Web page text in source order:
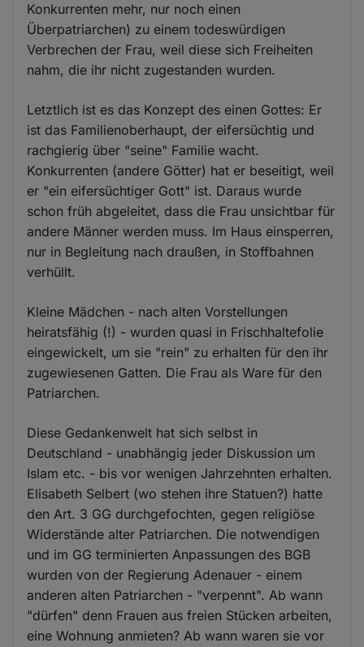
Konkurrenten mehr, nur noch einen
Überpatriarchen) zu einem todeswürdigen
Verbrechen der Frau, weil diese sich Freiheiten
nahm, die ihr nicht zugestanden wurden.
Letztlich ist es das Konzept des einen Gottes: Er
ist das Familienoberhaupt, der eifersüchtig und
rachgierig über "seine" Familie wacht.
Konkurrenten (andere Götter) hat er beseitigt, weil
er "ein eifersüchtiger Gott" ist. Daraus wurde
schon früh abgeleitet, dass die Frau unsichtbar für
andere Männer werden muss. Im Haus einsperren,
nur in Begleitung nach draußen, in Stoffbahnen
verhüllt.
Kleine Mädchen - nach alten Vorstellungen
heiratsfähig (!) - wurden quasi in Frischhaltefolie
eingewickelt, um sie "rein" zu erhalten für den ihr
zugewiesenen Gatten. Die Frau als Ware für den
Patriarchen.
Diese Gedankenwelt hat sich selbst in
Deutschland - unabhängig jeder Diskussion um
Islam etc. - bis vor wenigen Jahrzehnten erhalten.
Elisabeth Selbert (wo stehen ihre Statuen?) hatte
den Art. 3 GG durchgefochten, gegen religiöse
Widerstände alter Patriarchen. Die notwendigen
und im GG terminierten Anpassungen des BGB
wurden von der Regierung Adenauer - einem
anderen alten Patriarchen - "verpennt". Ab wann
"dürfen" denn Frauen aus freien Stücken arbeiten,
eine Wohnung anmieten? Ab wann waren sie vor